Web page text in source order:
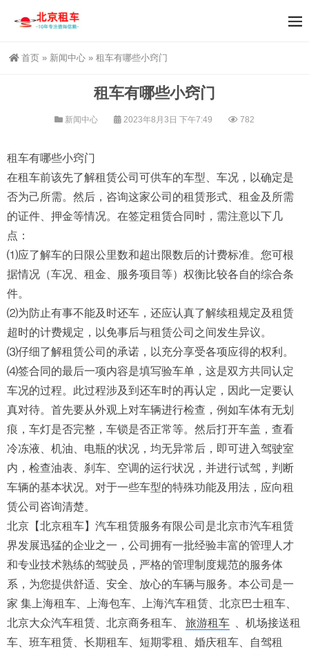
首页 » 新闻中心 » 租车有哪些小窍门
租车有哪些小窍门
新闻中心 2023年8月3日 下午7:49 782
租车有哪些小窍门
在租车前该先了解租赁公司可供车的车型、车况，以确定是
否为己所需。然后，咨询这家公司的租赁形式、租金及所需
的证件、押金等情况。在签定租赁合同时，需注意以下几
点：
⑴应了解车的日限公里数和超出限数后的计费标准。您可根
据情况（车况、租金、服务项目等）权衡比较各自的综合条
件。
⑵为防止有事不能及时还车，还应认真了解续租规定及租赁
超时的计费规定，以免事后与租赁公司之间发生异议。
⑶仔细了解租赁公司的承诺，以充分享受各项应得的权利。
⑷签合同的最后一项内容是填写验车单，这是双方共同认定
车况的过程。此过程涉及到还车时的再认定，因此一定要认
真对待。首先要从外观上对车辆进行检查，例如车体有无划
痕，车灯是否完整，车锁是否正常等。然后打开车盖，查看
冷冻液、机油、电瓶的状况，均无异常后，即可进入驾驶室
内，检查油表、刹车、空调的运行状况，并进行试驾，判断
车辆的基本状况。对于一些车型的特殊功能及用法，应向租
赁公司咨询清楚。
北京【北京租车】汽车租赁服务有限公司是北京市汽车租赁
界发展迅猛的企业之一，公司拥有一批经验丰富的管理人才
和专业技术熟练的驾驶员，严格的管理制度规范的服务体
系，为您提供舒适、安全、放心的车辆与服务。本公司是一
家 集上海租车、上海包车、上海汽车租赁、北京巴士租车、
北京大众汽车租赁、北京商务租车、
旅游租车
、机场接送租
车、班车租赁、长期租车、短期零租、婚庆租车、自驾租